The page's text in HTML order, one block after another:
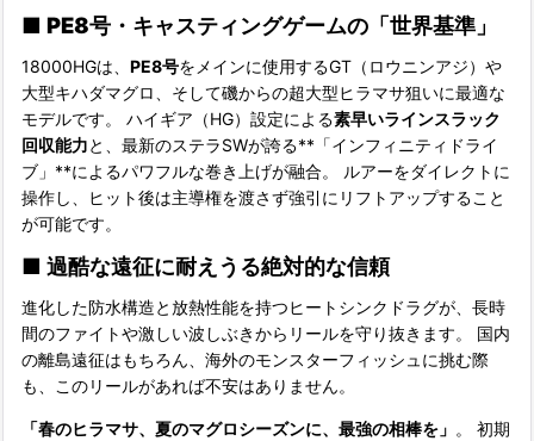
■ PE8号・キャスティングゲームの「世界基準」
18000HGは、 PE8号をメインに使用するGT（ロウニンアジ）や
大型キハダマグロ、そして磯からの超大型ヒラマサ狙いに最適な
モデルです。 ハイギア（HG）設定による素早いラインスラック
回収能力と、最新のステラSWが誇る**「インフィニティドライ
ブ」**によるパワフルな巻き上げが融合。 ルアーをダイレクトに
操作し、ヒット後は主導権を渡さず強引にリフトアップすること
が可能です。
■ 過酷な遠征に耐えうる絶対的な信頼
進化した防水構造と放熱性能を持つヒートシンクドラグが、長時
間のファイトや激しい波しぶきからリールを守り抜きます。 国内
の離島遠征はもちろん、海外のモンスターフィッシュに挑む際
も、このリールがあれば不安はありません。
「春のヒラマサ、夏のマグロシーズンに、最強の相棒を」 。 初期